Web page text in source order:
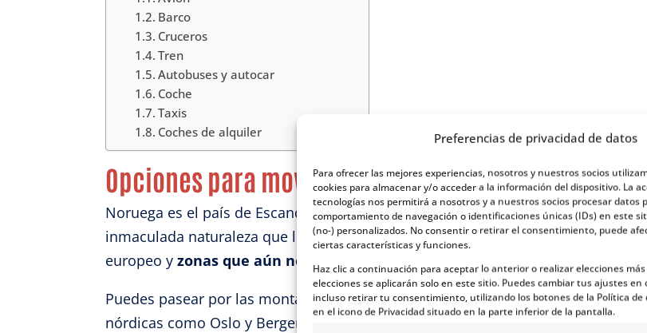
Preferencias de privacidad de datos
Para ofrecer las mejores experiencias, nosotros y nuestros socios
cookies para almacenar y/o acceder a la información del dispositivo. La
tecnologías nos permitirá a nosotros y a nuestros socios procesar datos
comportamiento de navegación o identificaciones únicas (IDs) en este
(no-) personalizados. No consentir o retirar el consentimiento, puede
ciertas características y funciones.
Haz clic a continuación para aceptar lo anterior o realizar elecciones
elecciones se aplicarán solo en este sitio. Puedes cambiar tus ajustes
incluso retirar tu consentimiento, utilizando los botones de la Política de
en el icono de Privacidad situado en la parte inferior de la pantalla.
Barco
Cruceros
Tren
Autobuses y autocar
Coche
Taxis
Coches de alquiler
Opciones para moverse por Noruega
Noruega es el país de Escandinavia más conocido por su mentalidad liberal,
inmaculada naturaleza que la impregna: tiene algunos de los lugares del
europeo y zonas que aún no han sido explotadas por el hombre
Puedes pasear por las montañas de Tromsø hacia el Círculo Polar Ártico o
nórdicas como Oslo y Bergen.